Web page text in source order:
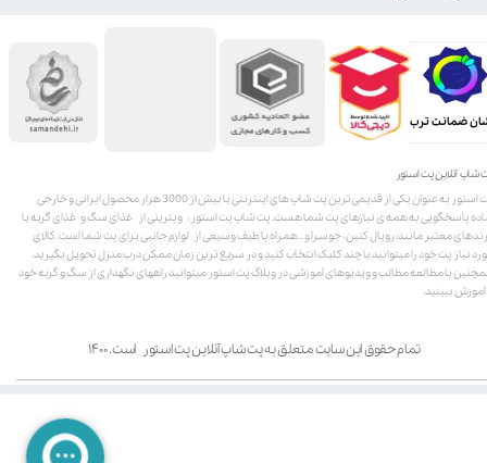
شاپ آنلاین پت استور
پت استور به عنوان یکی از قدیمی‌ترین پت شاپ های اینترنتی با بیش از 3000 هزار محصول ایرانی و خارجی
پاسخگویی به همه ی نیازهای پت شما هست. پت شاپ پت استور، ویترینی از غذای سگ و غذای گربه با
معتبر مانند: رویال کنین، جوسرا و .. همراه با طیف وسیعی از لوازم جانبی برای پت شما است. کالای
نیاز پت خود را میتوانید با چند کلیک انتخاب کنید و در سریع ترین زمان ممکن درب منزل تحویل بگیرید.
با مطالعه مطالب و ویدیوهای آموزشی در وبلاگ پت استور میتوانید راههای نگهداری از سگ و گربه خود
آموزش ببینید.
تمام حقوق این سایت متعلق به پت شاپ آنلاین پت استور است. ۱۴۰۰
ضمانت ترب